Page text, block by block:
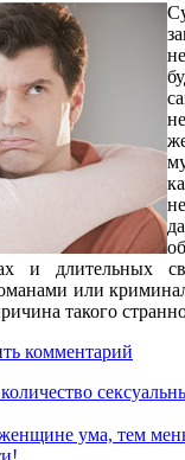
и длительных
или
такого
комментарий
ума, тем